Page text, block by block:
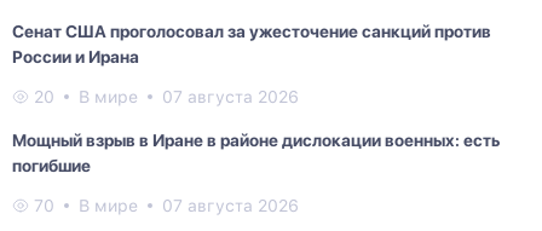
Сенат США проголосовал за ужесточение санкций против
России и Ирана
20 В мире 07 августа 2026
Мощный взрыв в Иране в районе дислокации военных: есть
погибшие
70 В мире 07 августа 2026